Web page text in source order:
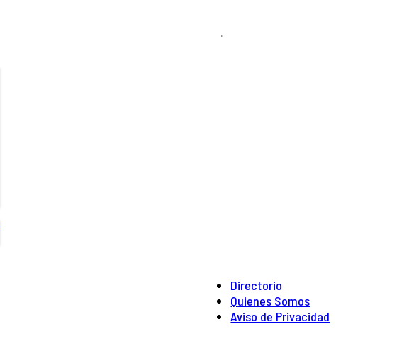
.
Directorio
Quienes Somos
Aviso de Privacidad